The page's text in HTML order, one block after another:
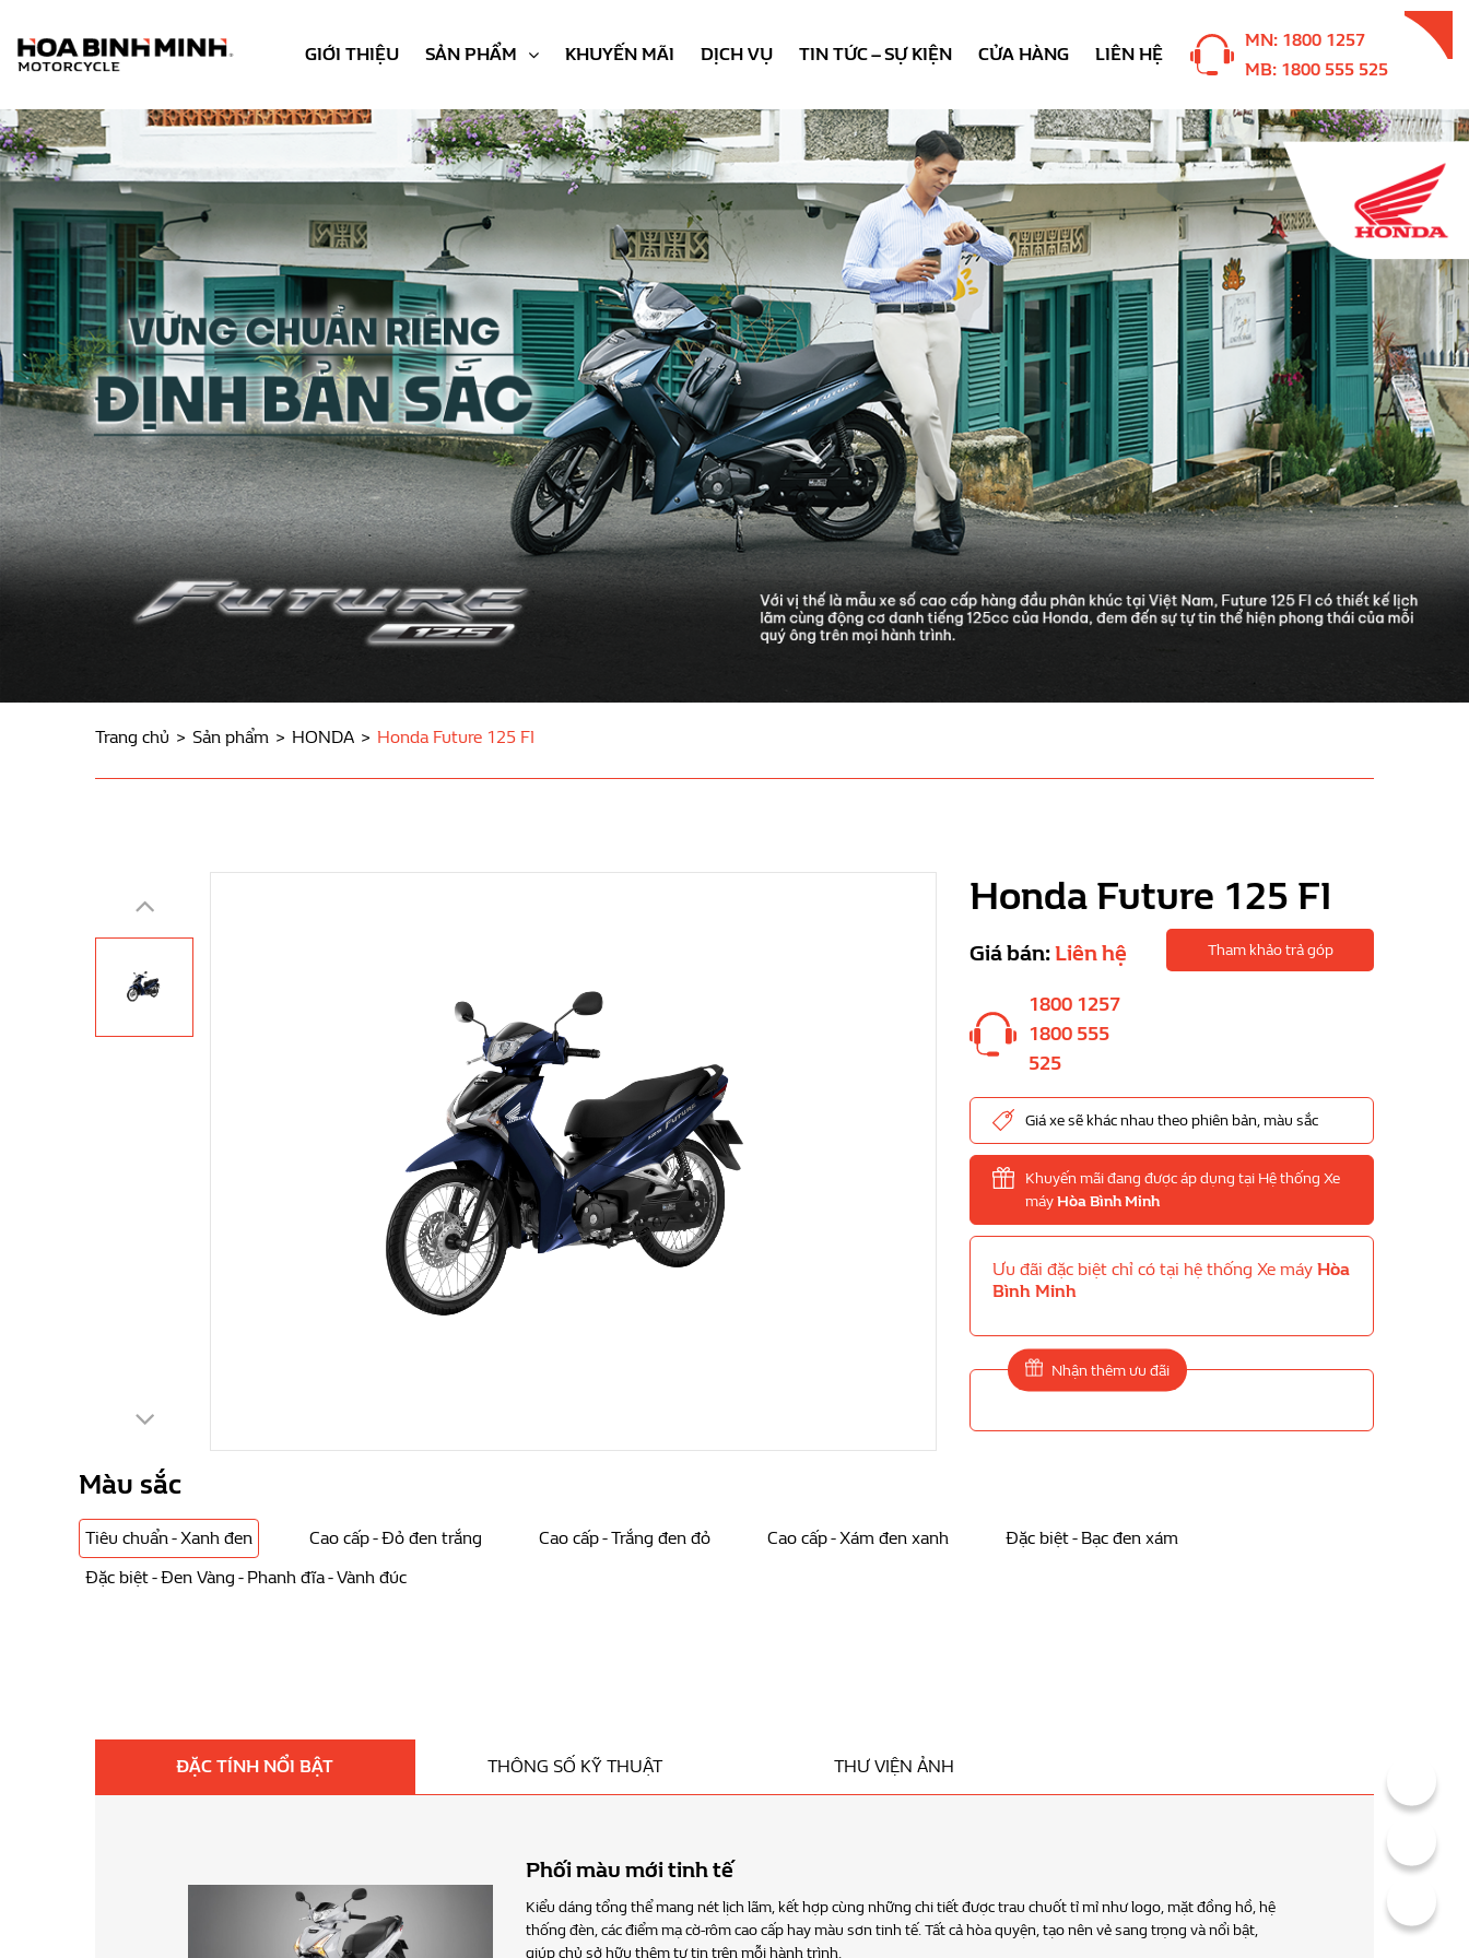
GIỚI THIỆU SẢN PHẨM KHUYẾN MÃI DỊCH VỤ TIN TỨC – SỰ KIỆN CỬA HÀNG LIÊN HỆ
MN: 1800 1257
MB: 1800 555 525
Trang chủ Sản phẩm HONDA Honda Future 125 FI
Màu sắc
Tiêu chuẩn - Xanh đen Cao cấp - Đỏ đen trắng Cao cấp - Trắng đen đỏ Cao cấp - Xám đen xanh
Đặc biệt - Bạc đen xám
Đặc biệt - Đen Vàng - Phanh đĩa - Vành đúc
Honda Future 125 FI
Giá bán:Liên hệ
1800 1257
1800 555
525
Tham khảo trả góp
Giá xe sẽ khác nhau theo phiên bản, màu sắc
Khuyến mãi đang được áp dụng tại Hệ thống Xe
máyHòa Bình Minh
Ưu đãi đặc biệt chỉ có tại hệ thống Xe máy Hòa
Bình Minh
Nhận thêm ưu đãi
ĐẶC TÍNH NỔI BẬT THÔNG SỐ KỸ THUẬT THƯ VIỆN ẢNH
Kiểu dáng tổng thể mang nét lịch lãm, kết hợp cùng những chi tiết được trau chuốt tỉ mỉ như logo, mặt đồng hồ, hệ
thống đèn, các điểm mạ cờ-rôm cao cấp hay màu sơn tinh tế. Tất cả hòa quyện, tạo nên vẻ sang trọng và nổi bật,
giúp chủ sở hữu thêm tự tin trên mỗi hành trình.
Đèn pha LED